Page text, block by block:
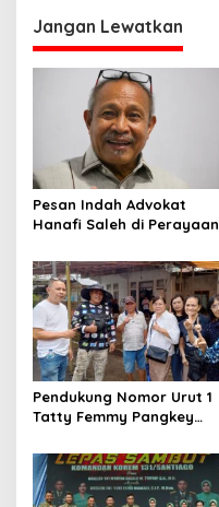
g
a
o
s
Jangan Lewatkan
Pesan Indah Advokat
Hanafi Saleh di Perayaan
2026
Pendukung Nomor Urut 1
Tatty Femmy Pangkey
Saat Pemaparan Visi dan
Misi di Desa Waleure